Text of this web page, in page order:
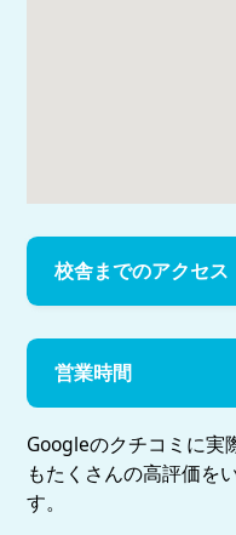
校舎までのアクセス
営業時間
Googleのクチコミに実
もたくさんの高評価を
す。